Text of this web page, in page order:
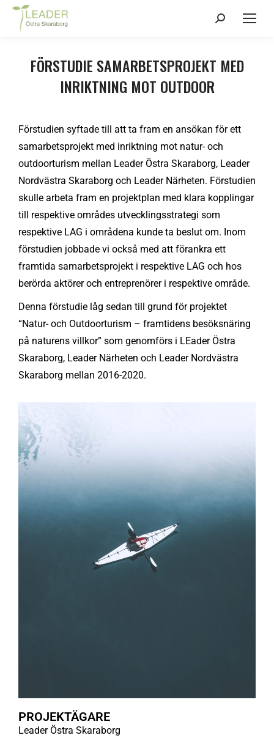
FÖRSTUDIE SAMARBETSPROJEKT MED
INRIKTNING MOT OUTDOOR
Förstudien syftade till att ta fram en ansökan för ett
samarbetsprojekt med inriktning mot natur- och
outdoorturism mellan Leader Östra Skaraborg, Leader
Nordvästra Skaraborg och Leader Närheten. Förstudien
skulle arbeta fram en projektplan med klara kopplingar
till respektive områdes utvecklingsstrategi som
respektive LAG i områdena kunde ta beslut om. Inom
förstudien jobbade vi också med att förankra ett
framtida samarbetsprojekt i respektive LAG och hos
berörda aktörer och entreprenörer i respektive område.
Denna förstudie låg sedan till grund för projektet
“Natur- och Outdoorturism – framtidens besöksnäring
på naturens villkor” som genomförs i LEader Östra
Skaraborg, Leader Närheten och Leader Nordvästra
Skaraborg mellan 2016-2020.
PROJEKTÄGARE
Leader Östra Skaraborg